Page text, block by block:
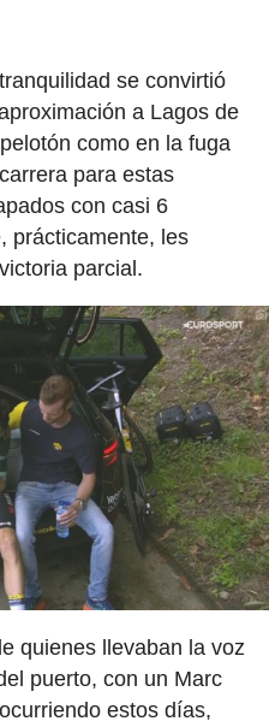
se convirtió
a Lagos de
como en la fuga
para estas
con casi 6
prácticamente, les
parcial.
quienes llevaban la voz
puerto, con un Marc
estos días,